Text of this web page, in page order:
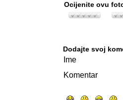
Ocijenite ovu
Dodajte svoj
Ime
Komentar